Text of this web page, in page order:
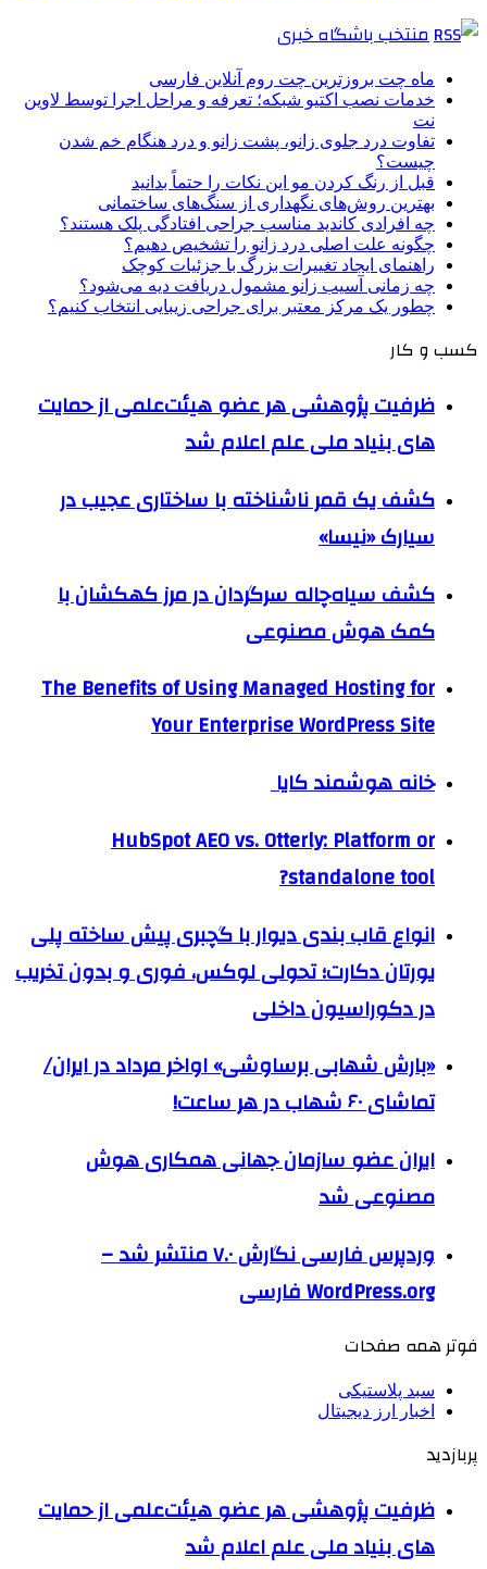
منتخب باشگاه خبری
ماه چت بروزترین چت روم آنلاین فارسی
خدمات نصب اکتیو شبکه؛ تعرفه و مراحل اجرا توسط لاوین
نت
تفاوت درد جلوی زانو، پشت زانو و درد هنگام خم شدن
چیست؟
قبل از رنگ کردن مو این نکات را حتماً بدانید
بهترین روش‌های نگهداری از سنگ‌های ساختمانی
چه افرادی کاندید مناسب جراحی افتادگی پلک هستند؟
چگونه علت اصلی درد زانو را تشخیص دهیم؟
راهنمای ایجاد تغییرات بزرگ با جزئیات کوچک
چه زمانی آسیب زانو مشمول دریافت دیه می‌شود؟
چطور یک مرکز معتبر برای جراحی زیبایی انتخاب کنیم؟
کسب و کار
ظرفیت پژوهشی هر عضو هیئت‌علمی از حمایت
های بنیاد ملی علم اعلام شد
کشف یک قمر ناشناخته با ساختاری عجیب در
سیارک «نیسا»
کشف سیاه‌چاله سرگردان در مرز کهکشان با
کمک هوش مصنوعی
The Benefits of Using Managed Hosting for
Your Enterprise WordPress Site
خانه هوشمند کایا
HubSpot AEO vs. Otterly: Platform or
standalone tool?
انواع قاب بندی دیوار با گچبری پیش ساخته پلی
یورتان دکارت؛ تحولی لوکس، فوری و بدون تخریب
در دکوراسیون داخلی
«بارش شهابی برساوشی» اواخر مرداد در ایران/
تماشای ۶۰ شهاب در هر ساعت!
ایران عضو سازمان جهانی همکاری هوش
مصنوعی شد
وردپرس فارسی نگارش ۷.۰ منتشر شد –
WordPress.org فارسی
فوتر همه صفحات
سبد پلاستیکی
اخبار ارز دیجیتال
پربازدید
ظرفیت پژوهشی هر عضو هیئت‌علمی از حمایت
های بنیاد ملی علم اعلام شد